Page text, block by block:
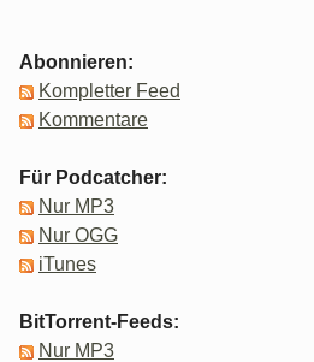
Abonnieren:
Kompletter Feed
Kommentare
Für Podcatcher:
Nur MP3
Nur OGG
iTunes
BitTorrent-Feeds:
Nur MP3